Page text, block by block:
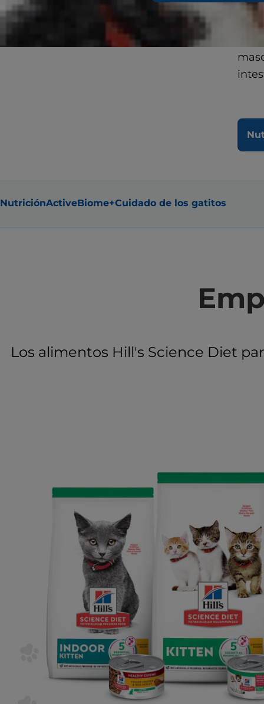
de
NutriciónActiveBiome+Cuidado de los gatitos
Los alimentos Hill's Science Diet